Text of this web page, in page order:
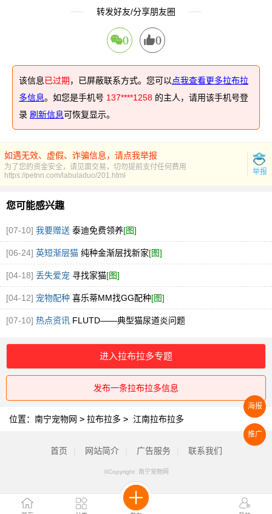
转发好友/分享朋友圈
0 0
该信息已过期 ，已屏蔽联系方式。您可以 点我查看更多拉布拉
多信息。如您是手机号 137****1258 的主人，请用该手机号登
录 刷新信息可恢复显示。
如遇无效、虚假、诈骗信息，请点我举报
为了您的资金安全，请见面交易，切勿提前支付任何费用
举报
https://petnn.com/labuladuo/201.html
您可能感兴趣
[07-10] 我要赠送 泰迪免费领养[图]
[06-24] 英短渐层猫 纯种金渐层找新家[图]
[04-18] 丢失爱宠 寻找家猫[图]
[04-12] 宠物配种 喜乐蒂MM找GG配种[图]
[07-10] 热点资讯 FLUTD——典型猫尿道炎问题
进入拉布拉多专题
发布一条拉布拉多信息
位置： 南宁宠物网 > 拉布拉多 > 江南拉布拉多
首页 网站简介 广告服务 联系我们
©Copyright 南宁宠物网
推广
海报